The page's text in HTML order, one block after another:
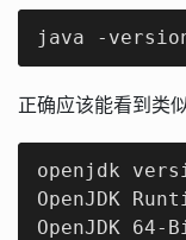
java -
正确应该能看到类似
openjdk
OpenJDK
OpenJDK